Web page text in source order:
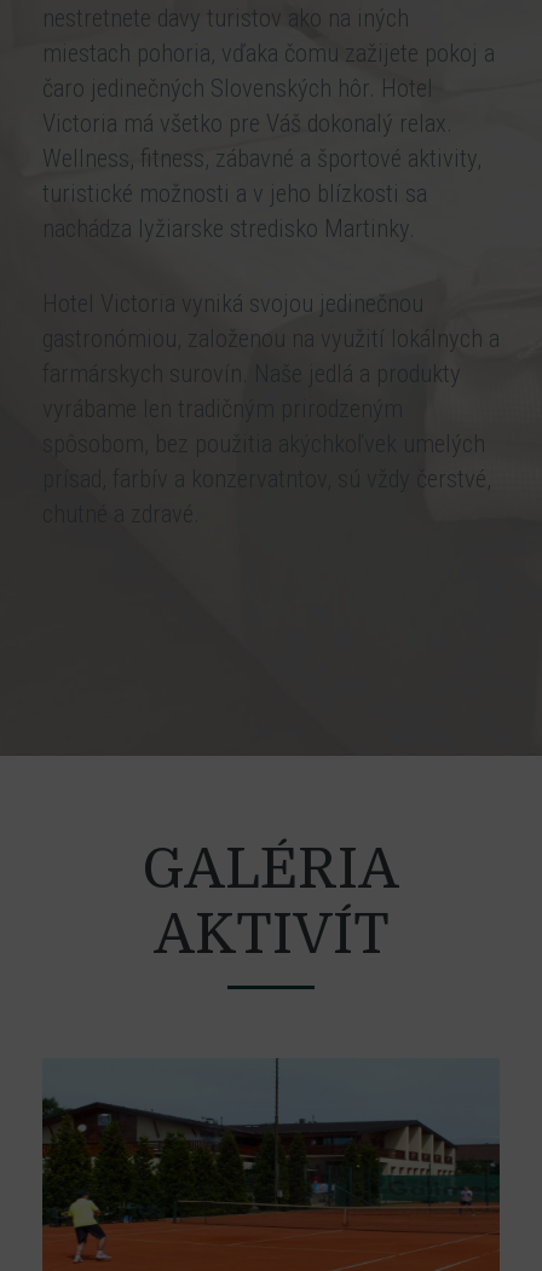
nestretnete davy turistov ako na iných
miestach pohoria, vďaka čomu zažijete pokoj a
čaro jedinečných Slovenských hôr. Hotel
Victoria má všetko pre Váš dokonalý relax.
Wellness, fitness, zábavné a športové aktivity,
turistické možnosti a v jeho blízkosti sa
nachádza lyžiarske stredisko Martinky.
Hotel Victoria vyniká svojou jedinečnou
gastronómiou, založenou na využití lokálnych a
farmárskych surovín. Naše jedlá a produkty
vyrábame len tradičným prirodzeným
spôsobom, bez použitia akýchkoľvek umelých
prísad, farbív a konzervatntov, sú vždy čerstvé,
GALÉRIA
AKTIVÍT